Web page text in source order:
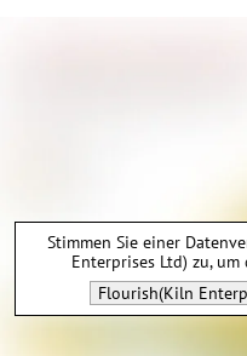
Stimmen Sie einer
Enterprises Ltd) zu, um
Flourish(Kiln